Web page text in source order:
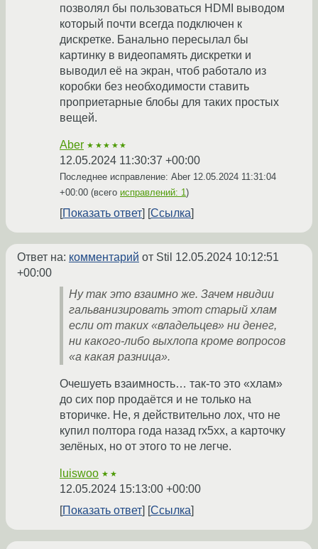
позволял бы пользоваться HDMI выводом
который почти всегда подключен к
дискретке. Банально пересылал бы
картинку в видеопамять дискретки и
выводил её на экран, чтоб работало из
коробки без необходимости ставить
проприетарные блобы для таких простых
вещей.
Aber ★★★★★
12.05.2024 11:30:37 +00:00
Последнее исправление: Aber 12.05.2024 11:31:04
+00:00 (всего исправлений: 1)
Показать ответ Ссылка
Ответ на: комментарий от Stil 12.05.2024 10:12:51
+00:00
Ну так это взаимно же. Зачем нвидии
гальванизировать этот старый хлам
если от таких «владельцев» ни денег,
ни какого-либо выхлопа кроме вопросов
«а какая разница».
Очешуеть взаимность… так-то это «хлам»
до сих пор продаётся и не только на
вторичке. Не, я действительно лох, что не
купил полтора года назад rx5xx, а карточку
зелёных, но от этого то не легче.
luiswoo ★★
12.05.2024 15:13:00 +00:00
Показать ответ
Ссылка